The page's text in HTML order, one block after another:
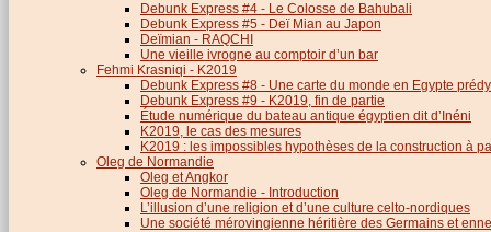
Debunk Express #4 - Le Colosse de Bahubali
Debunk Express #5 - Deï Mian au Japon
Deïmian - RAQCHI
Une vieille ivrogne au comptoir d’un bar
Fehmi Krasniqi - K2019
Debunk Express #8 - Une carte du monde en Egypte
Debunk Express #9 - K2019, fin de partie
Étude numérique du bateau antique égyptien dit d’Inéni
K2019, le cas des mesures
K2019 : les impossibles hypothèses de la construction à
Oleg de Normandie
Oleg et Angkor
Oleg de Normandie - Introduction
L’illusion d’une religion et d’une culture celto-nordiques
Une société mérovingienne héritière des Germains et